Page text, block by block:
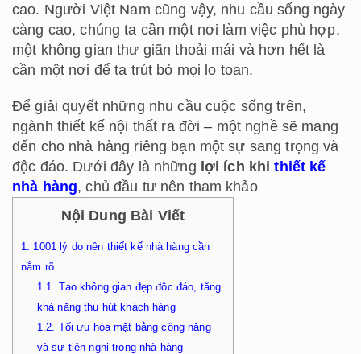
cao. Người Việt Nam cũng vậy, nhu cầu sống ngày
càng cao, chúng ta cần một nơi làm việc phù hợp,
một không gian thư giãn thoải mái và hơn hết là
cần một nơi để ta trút bỏ mọi lo toan.
Để giải quyết những nhu cầu cuộc sống trên,
ngành thiết kế nội thất ra đời – một nghề sẽ mang
đến cho nhà hàng riêng bạn một sự sang trọng và
độc đáo. Dưới đây là những lợi ích khithiết kế
nhà hàng, chủ đầu tư nên tham khảo
Nội Dung Bài Viết
1.
1001 lý do nên thiết kế nhà hàng cần
nắm rõ
1.1.
Tạo không gian đẹp độc đáo, tăng
khả năng thu hút khách hàng
1.2. Tối ưu hóa mặt bằng công năng
và sự tiện nghi trong nhà hàng